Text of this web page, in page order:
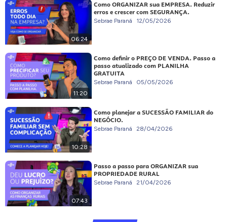
06:24
Como ORGANIZAR sua EMPRESA. Reduzir
erros e crescer com SEGURANÇA.
Sebrae Paraná 12/05/2026
11:20
Como definir o PREÇO DE VENDA. Passo a
passo atualizado com PLANILHA
GRATUITA
Sebrae Paraná 05/05/2026
10:28
Como planejar a SUCESSÃO FAMILIAR do
NEGÓCIO.
Sebrae Paraná 28/04/2026
07:43
Passo a passo para ORGANIZAR sua
PROPRIEDADE RURAL
Sebrae Paraná 21/04/2026